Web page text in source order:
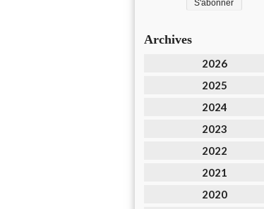
Archives
2026
2025
2024
2023
2022
2021
2020